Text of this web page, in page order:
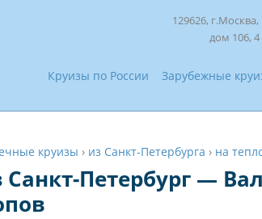
129626,
дом 106,
Круизы по России Зарубежные
круизы › из Санкт-Петербурга › на
Санкт-Петербург —